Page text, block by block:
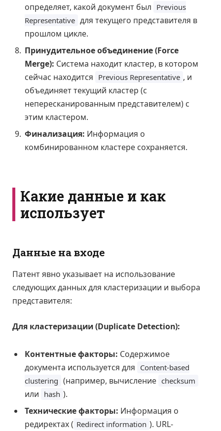
определяет, какой документ был Previous
Representative для текущего представителя в
прошлом цикле.
Принудительное объединение (Force
Merge): Система находит кластер, в котором
сейчас находится Previous Representative , и
объединяет текущий кластер (с
непересканированным представителем) с
этим кластером.
Финализация: Информация о
комбинированном кластере сохраняется.
Какие данные и как
использует
Данные на входе
Патент явно указывает на использование
следующих данных для кластеризации и выбора
представителя:
Для кластеризации (Duplicate Detection):
Контентные факторы: Содержимое
документа используется для Content-based
clustering (например, вычисление checksum
или hash ).
Технические факторы: Информация о
редиректах ( Redirect information ). URL-